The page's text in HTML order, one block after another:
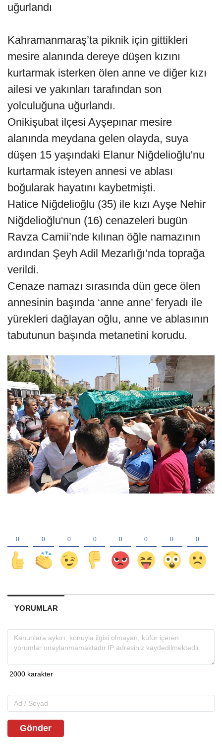
uğurlandı
Kahramanmaraş’ta piknik için gittikleri
mesire alanında dereye düşen kızını
kurtarmak isterken ölen anne ve diğer kızı
ailesi ve yakınları tarafından son
yolculuğuna uğurlandı.
Onikişubat ilçesi Ayşepınar mesire
alanında meydana gelen olayda, suya
düşen 15 yaşındaki Elanur Niğdelioğlu'nu
kurtarmak isteyen annesi ve ablası
boğularak hayatını kaybetmişti.
Hatice Niğdelioğlu (35) ile kızı Ayşe Nehir
Niğdelioğlu'nun (16) cenazeleri bugün
Ravza Camii’nde kılınan öğle namazının
ardından Şeyh Adil Mezarlığı’nda toprağa
verildi.
Cenaze namazı sırasında dün gece ölen
annesinin başında ‘anne anne’ feryadı ile
yürekleri dağlayan oğlu, anne ve ablasının
tabutunun başında metanetini korudu.
YORUMLAR
Gönder